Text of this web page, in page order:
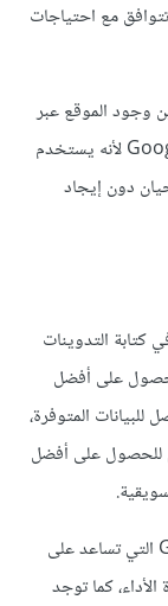
مع احتياجات
وجود الموقع عبر
محركات البحث العالمية، خصوصا محرك البحث Google لأنه يستخدم
دون إيجاد
كتابة التدوينات
على أفضل
للبيانات المتوفرة،
للحصول على أفضل
يوجد العديد من الأدوات مثل Google Analytics التي تساعد على
كما توجد